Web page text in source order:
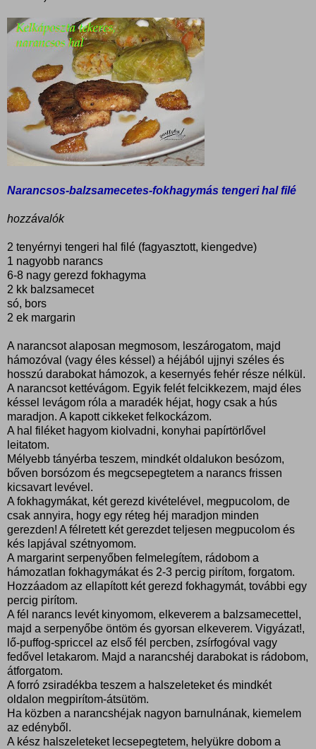
Narancsos-balzsamecetes-fokhagymás tengeri hal filé
hozzávalók
2 tenyérnyi tengeri hal filé (fagyasztott, kiengedve)
1 nagyobb narancs
6-8 nagy gerezd fokhagyma
2 kk balzsamecet
só, bors
2 ek margarin
A narancsot alaposan megmosom, leszárogatom, majd
hámozóval (vagy éles késsel) a héjából ujjnyi széles és
hosszú darabokat hámozok, a kesernyés fehér része nélkül.
A narancsot kettévágom. Egyik felét felcikkezem, majd éles
késsel levágom róla a maradék héjat, hogy csak a hús
maradjon. A kapott cikkeket felkockázom.
A hal filéket hagyom kiolvadni, konyhai papírtörlővel
leitatom.
Mélyebb tányérba teszem, mindkét oldalukon besózom,
bőven borsózom és megcsepegtetem a narancs frissen
kicsavart levével.
A fokhagymákat, két gerezd kivételével, megpucolom, de
csak annyira, hogy egy réteg héj maradjon minden
gerezden! A félretett két gerezdet teljesen megpucolom és
kés lapjával szétnyomom.
A margarint serpenyőben felmelegítem, rádobom a
hámozatlan fokhagymákat és 2-3 percig pirítom, forgatom.
Hozzáadom az ellapított két gerezd fokhagymát, további egy
percig pirítom.
A fél narancs levét kinyomom, elkeverem a balzsamecettel,
majd a serpenyőbe öntöm és gyorsan elkeverem. Vigyázat!,
lő-puffog-spriccel az első fél percben, zsírfogóval vagy
fedővel letakarom. Majd a narancshéj darabokat is rádobom,
átforgatom.
A forró zsiradékba teszem a halszeleteket és mindkét
oldalon megpirítom-átsütöm.
Ha közben a narancshéjak nagyon barnulnának, kiemelem
az edényből.
A kész halszeleteket lecsepegtetem, helyükre dobom a